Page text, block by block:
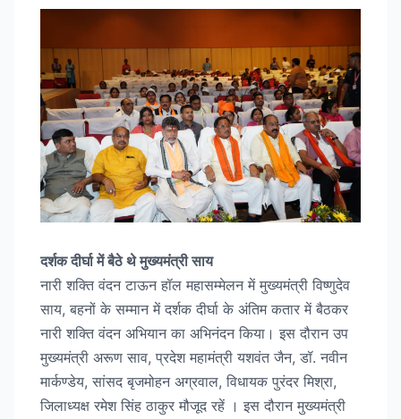
दर्शक दीर्घा में बैठे थे मुख्यमंत्री साय
नारी शक्ति वंदन टाऊन हॉल महासम्मेलन में मुख्यमंत्री विष्णुदेव
साय, बहनों के सम्मान में दर्शक दीर्घा के अंतिम कतार में बैठकर
नारी शक्ति वंदन अभियान का अभिनंदन किया। इस दौरान उप
मुख्यमंत्री अरूण साव, प्रदेश महामंत्री यशवंत जैन, डॉ. नवीन
मार्कण्डेय, सांसद बृजमोहन अग्रवाल, विधायक पुरंदर मिश्रा,
जिलाध्यक्ष रमेश सिंह ठाकुर मौजूद रहें । इस दौरान मुख्यमंत्री